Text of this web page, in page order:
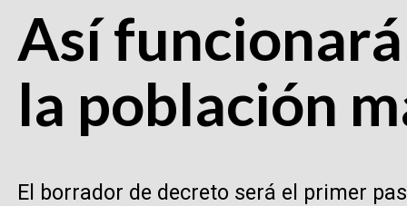
Así
la población
El borrador de decreto será el primer